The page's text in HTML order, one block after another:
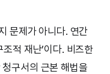
문제가 아니다. 연간
적 재난’이다. 비즈한
구서의 근본 해법을